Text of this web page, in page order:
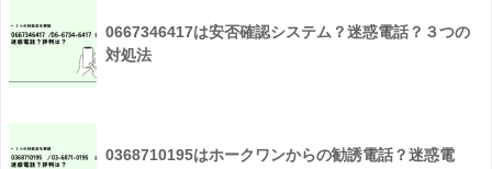
0667346417は安否確認システム？迷惑電話？３つの
対処法
0368710195はホークワンからの勧誘電話？迷惑電